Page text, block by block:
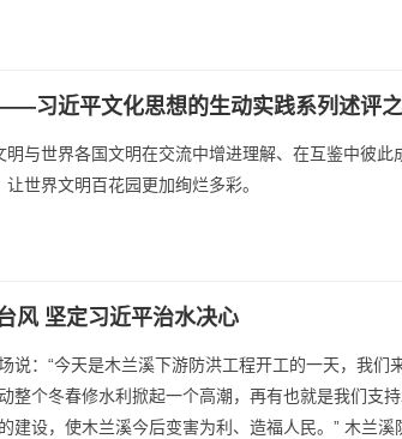
习近平文化思想的生动实践系列述评
与世界各国文明在交流中增进理解、在互鉴中彼此
世界文明百花园更加绚烂多彩。
风 坚定习近平治水决心
说：“今天是木兰溪下游防洪工程开工的一天，我们
整个冬春修水利掀起一个高潮，再有也就是我们支
建设，使木兰溪今后变害为利、造福人民。” 木兰溪